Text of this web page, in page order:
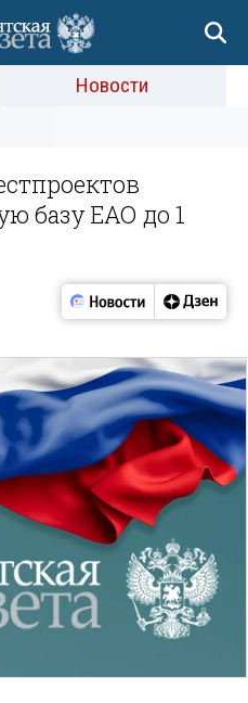
Новости
базу ЕАО до 1